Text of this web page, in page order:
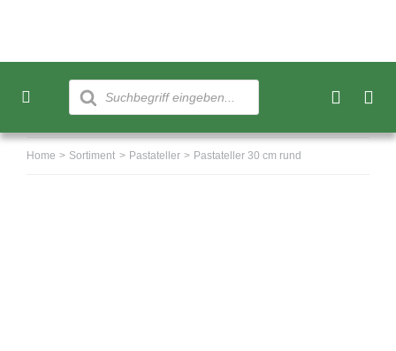
content
Products
search
Toggle
Neu
Home Sortiment Pastateller Pastateller 30 cm rund